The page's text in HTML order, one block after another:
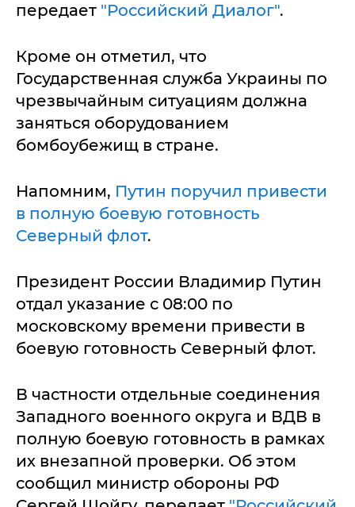
передает "Российский Диалог".
Кроме он отметил, что
Государственная служба Украины по
чрезвычайным ситуациям должна
заняться оборудованием
бомбоубежищ в стране.
Напомним, Путин поручил привести
в полную боевую готовность
Северный флот.
Президент России Владимир Путин
отдал указание с 08:00 по
московскому времени привести в
боевую готовность Северный флот.
В частности отдельные соединения
Западного военного округа и ВДВ в
полную боевую готовность в рамках
их внезапной проверки. Об этом
сообщил министр обороны РФ